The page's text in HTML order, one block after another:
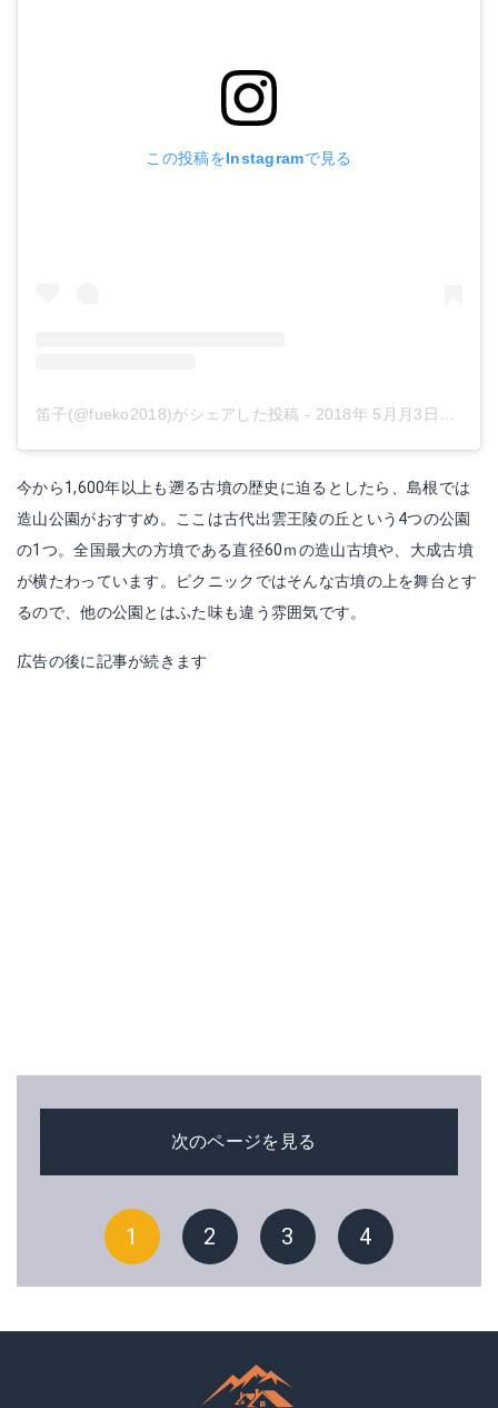
この投稿をInstagramで見る
笛子(@fueko2018)がシェアした投稿 - 2018年 5月月3日午前3時25分PDT
今から1,600年以上も遡る古墳の歴史に迫るとしたら、島根では
造山公園がおすすめ。ここは古代出雲王陵の丘という4つの公園
の1つ。全国最大の方墳である直径60ｍの造山古墳や、大成古墳
が横たわっています。ピクニックではそんな古墳の上を舞台とす
るので、他の公園とはふた味も違う雰囲気です。
広告の後に記事が続きます
次のページを見る
1 2 3 4